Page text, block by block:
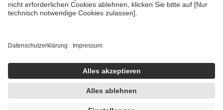
• Harn- und Blutteststreifen
getroffen, um sicherzustellen, dass es sich um echte Bewertungen
https://help.etrusted.com/hc/de/articles/4419944605341
Einige Bilder und Inhalte wurden unter Zuhilfenahme künstlicher